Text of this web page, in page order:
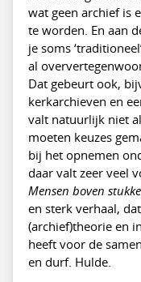
wat geen archief is
te worden. En aan
je soms
al
Dat gebeurt ook,
kerkarchieven en
valt natuurlijk niet
moeten keuzes
bij het opnemen
daar valt zeer veel
Mensen boven
en sterk verhaal,
(archief)theorie en
heeft voor de
en durf. Hulde.